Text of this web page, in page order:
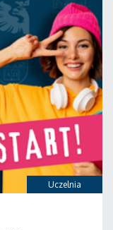
Uczelnia